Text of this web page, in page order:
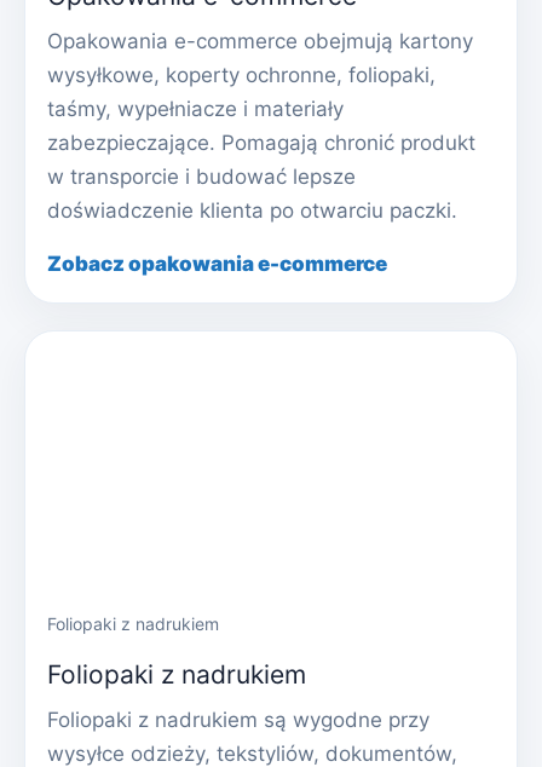
Opakowania e-commerce obejmują kartony
wysyłkowe, koperty ochronne, foliopaki,
taśmy, wypełniacze i materiały
zabezpieczające. Pomagają chronić produkt
w transporcie i budować lepsze
doświadczenie klienta po otwarciu paczki.
Zobacz opakowania e-commerce
Foliopaki z nadrukiem
Foliopaki z nadrukiem
Foliopaki z nadrukiem są wygodne przy
wysyłce odzieży, tekstyliów, dokumentów,